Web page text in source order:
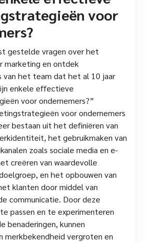
voor
gestelde vragen over het
marketing en ontdek
van het team dat het al 10 jaar
enkele effectieve
voor ondernemers?”
voor ondernemers
bestaan uit het definiëren van
het gebruikmaken van
zoals sociale media en e-
creëren van waardevolle
en het opbouwen van
klanten door middel van
communicatie. Door deze
passen en te experimenteren
benaderingen, kunnen
merkbekendheid vergroten en